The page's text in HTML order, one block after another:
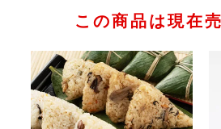
この商品は現在